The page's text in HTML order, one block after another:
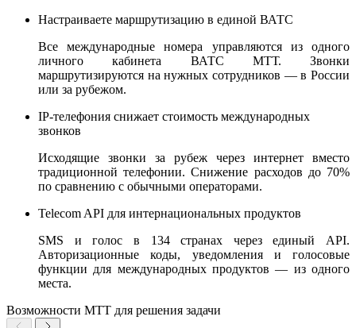
Настраиваете маршрутизацию в единой ВАТС
Все международные номера управляются из одного
личного кабинета ВАТС МТТ. Звонки
маршрутизируются на нужных сотрудников — в России
или за рубежом.
IP-телефония снижает стоимость международных
звонков
Исходящие звонки за рубеж через интернет вместо
традиционной телефонии. Снижение расходов до 70%
по сравнению с обычными операторами.
Telecom API для интернациональных продуктов
SMS и голос в 134 странах через единый API.
Авторизационные коды, уведомления и голосовые
функции для международных продуктов — из одного
места.
Возможности МТТ для решения задачи